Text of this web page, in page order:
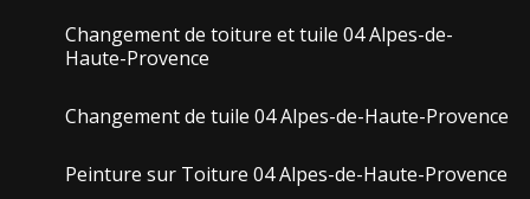
Changement de toiture et tuile 04 Alpes-de-
Haute-Provence
Changement de tuile 04 Alpes-de-Haute-Provence
Peinture sur Toiture 04 Alpes-de-Haute-Provence